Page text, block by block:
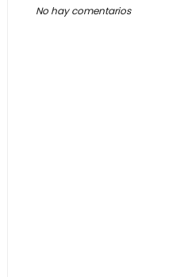
No hay comentarios